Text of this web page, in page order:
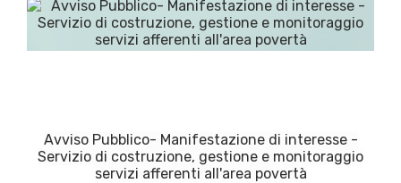
Avviso Pubblico- Manifestazione di interesse -
Servizio di costruzione, gestione e monitoraggio
servizi afferenti all'area povertà